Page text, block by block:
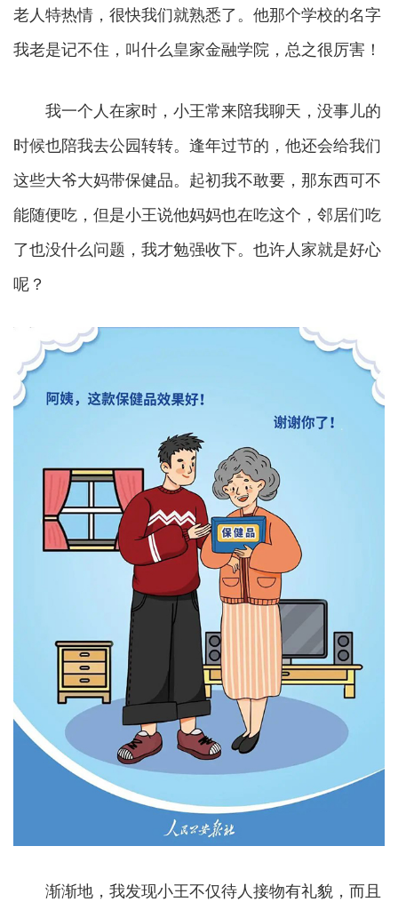
老人特热情，很快我们就熟悉了。他那个学校的名字
我老是记不住，叫什么皇家金融学院，总之很厉害！
我一个人在家时，小王常来陪我聊天，没事儿的
时候也陪我去公园转转。逢年过节的，他还会给我们
这些大爷大妈带保健品。起初我不敢要，那东西可不
能随便吃，但是小王说他妈妈也在吃这个，邻居们吃
了也没什么问题，我才勉强收下。也许人家就是好心
呢？
渐渐地，我发现小王不仅待人接物有礼貌，而且